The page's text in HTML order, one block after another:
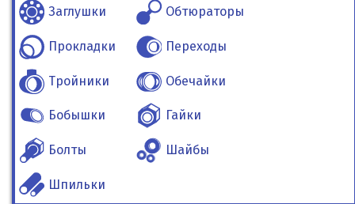
Заглушки Обтюраторы
Прокладки Переходы
Тройники Обечайки
Бобышки Гайки
Болты Шайбы
Шпильки